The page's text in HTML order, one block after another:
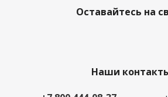
Оставайтесь на
Наши